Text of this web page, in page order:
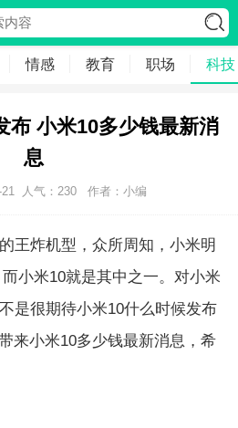
情感 教育 职场 科技
布 小米10多少钱最新消
息
人气： 230 作者：小编
王炸机型，众所周知，小米明
小米10就是其中之一。对小米
是很期待小米10什么时候发布
来小米10多少钱最新消息，希